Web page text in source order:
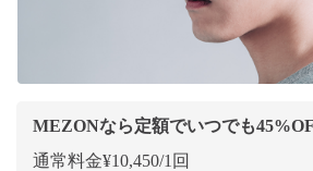
MEZONなら定額でいつでも45
通常料金¥10,450/1回